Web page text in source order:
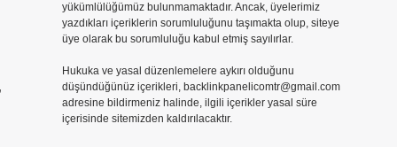
yükümlülüğümüz bulunmamaktadır. Ancak, üyelerimiz
yazdıkları içeriklerin sorumluluğunu taşımakta olup, siteye
üye olarak bu sorumluluğu kabul etmiş sayılırlar.
Hukuka ve yasal düzenlemelere aykırı olduğunu
düşündüğünüz içerikleri, backlinkpanelicomtr@gmail.com
adresine bildirmeniz halinde, ilgili içerikler yasal süre
içerisinde sitemizden kaldırılacaktır.